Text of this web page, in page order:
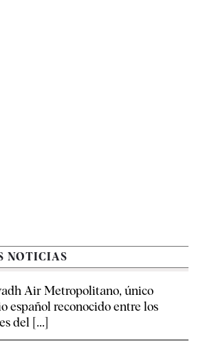
NOTICIAS
Air Metropolitano, único
español reconocido entre los
del [...]